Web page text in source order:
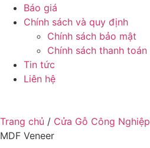
Báo giá
Chính sách và quy định
Chính sách bảo mật
Chính sách thanh toán
Tin tức
Liên hệ
Trang chủ / Cửa Gỗ Công Nghiệp
MDF Veneer